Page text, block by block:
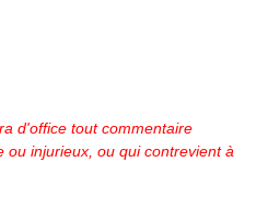
d'office tout commentaire
ou injurieux, ou qui contrevient à